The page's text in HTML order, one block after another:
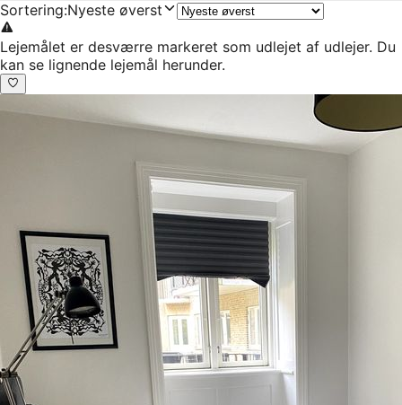
Sortering:Nyeste øverst
Lejemålet er desværre markeret som udlejet af udlejer. Du
kan se lignende lejemål herunder.